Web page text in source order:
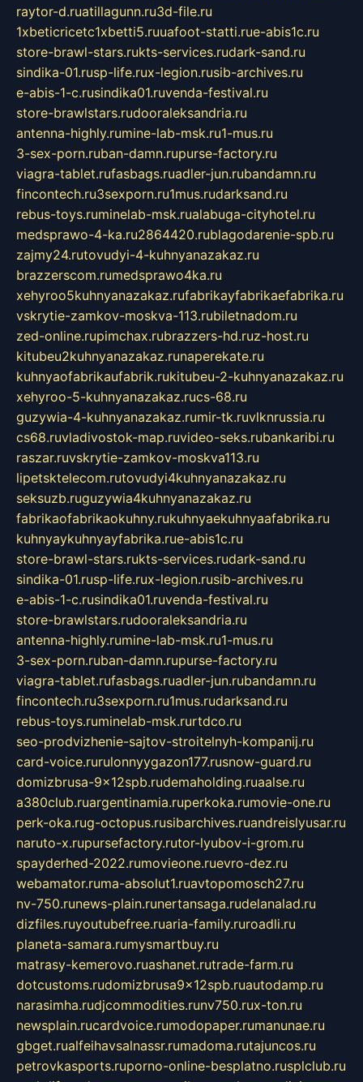
raytor-d.ruatillagunn.ru3d-file.ru
1xbeticricetc1xbetti5.ruuafoot-statti.rue-abis1c.ru
store-brawl-stars.rukts-services.rudark-sand.ru
sindika-01.rusp-life.rux-legion.rusib-archives.ru
e-abis-1-c.rusindika01.ruvenda-festival.ru
store-brawlstars.rudooraleksandria.ru
antenna-highly.rumine-lab-msk.ru1-mus.ru
3-sex-porn.ruban-damn.rupurse-factory.ru
viagra-tablet.rufasbags.ruadler-jun.rubandamn.ru
fincontech.ru3sexporn.ru1mus.rudarksand.ru
rebus-toys.ruminelab-msk.rualabuga-cityhotel.ru
medsprawo-4-ka.ru2864420.rublagodarenie-spb.ru
zajmy24.rutovudyi-4-kuhnyanazakaz.ru
brazzerscom.rumedsprawo4ka.ru
xehyroo5kuhnyanazakaz.rufabrikayfabrikaefabrika.ru
vskrytie-zamkov-moskva-113.rubiletnadom.ru
zed-online.rupimchax.rubrazzers-hd.ruz-host.ru
kitubeu2kuhnyanazakaz.runaperekate.ru
kuhnyaofabrikaufabrik.rukitubeu-2-kuhnyanazakaz.ru
xehyroo-5-kuhnyanazakaz.rucs-68.ru
guzywia-4-kuhnyanazakaz.rumir-tk.ruvlknrussia.ru
cs68.ruvladivostok-map.ruvideo-seks.rubankaribi.ru
raszar.ruvskrytie-zamkov-moskva113.ru
lipetsktelecom.rutovudyi4kuhnyanazakaz.ru
seksuzb.ruguzywia4kuhnyanazakaz.ru
fabrikaofabrikaokuhny.rukuhnyaekuhnyaafabrika.ru
kuhnyaykuhnyayfabrika.rue-abis1c.ru
store-brawl-stars.rukts-services.rudark-sand.ru
sindika-01.rusp-life.rux-legion.rusib-archives.ru
e-abis-1-c.rusindika01.ruvenda-festival.ru
store-brawlstars.rudooraleksandria.ru
antenna-highly.rumine-lab-msk.ru1-mus.ru
3-sex-porn.ruban-damn.rupurse-factory.ru
viagra-tablet.rufasbags.ruadler-jun.rubandamn.ru
fincontech.ru3sexporn.ru1mus.rudarksand.ru
rebus-toys.ruminelab-msk.rurtdco.ru
seo-prodvizhenie-sajtov-stroitelnyh-kompanij.ru
card-voice.rurulonnyygazon177.rusnow-guard.ru
domizbrusa-9x12spb.rudemaholding.ruaalse.ru
a380club.ruargentinamia.ruperkoka.rumovie-one.ru
perk-oka.rug-octopus.rusibarchives.ruandreislyusar.ru
naruto-x.rupursefactory.rutor-lyubov-i-grom.ru
spayderhed-2022.rumovieone.ruevro-dez.ru
webamator.ruma-absolut1.ruavtopomosch27.ru
nv-750.runews-plain.runertansaga.rudelanalad.ru
dizfiles.ruyoutubefree.ruaria-family.ruroadli.ru
planeta-samara.rumysmartbuy.ru
matrasy-kemerovo.ruashanet.rutrade-farm.ru
dotcustoms.rudomizbrusa9x12spb.ruautodamp.ru
narasimha.rudjcommodities.runv750.rux-ton.ru
newsplain.rucardvoice.rumodopaper.rumanunae.ru
gbget.rualfeihavsalnassr.rumadoma.rutajuncos.ru
petrovkasports.ruporno-online-besplatno.rusplclub.ru